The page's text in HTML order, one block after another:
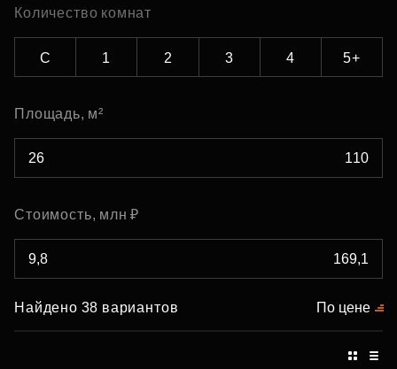
Количество комнат
С 1 2 3 4 5+
Площадь, м²
Стоимость, млн ₽
Найдено 38 вариантов По цене